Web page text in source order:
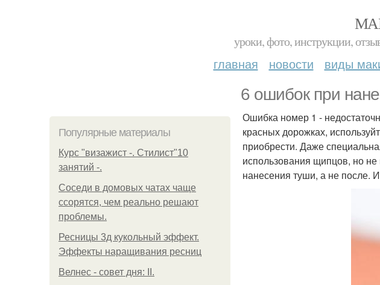
уроки, фото, инструкции,
главная новости виды
6 ошибок при
Популярные материалы
Курс "визажист -. Стилист"10
занятий -.
Соседи в домовых чатах чаще
ссорятся, чем реально решают
проблемы.
Ресницы 3д кукольный эффект.
Эффекты наращивания ресниц
Велнес - совет дня: II.
Ошибка номер 1 -
красных дорожках,
приобрести. Даже
использования щипцов, но
нанесения туши, а не после.